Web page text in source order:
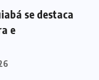
se destaca
e